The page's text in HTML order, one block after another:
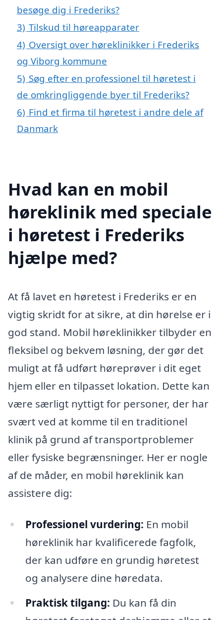
besøge dig i Frederiks?
3) Tilskud til høreapparater
4) Oversigt over høreklinikker i Frederiks
og Viborg kommune
5) Søg efter en professionel til høretest i
de omkringliggende byer til Frederiks?
6) Find et firma til høretest i andre dele af
Danmark
Hvad kan en mobil
høreklinik med speciale
i høretest i Frederiks
hjælpe med?
At få lavet en høretest i Frederiks er en
vigtig skridt for at sikre, at din hørelse er i
god stand. Mobil høreklinikker tilbyder en
fleksibel og bekvem løsning, der gør det
muligt at få udført høreprøver i dit eget
hjem eller en tilpasset lokation. Dette kan
være særligt nyttigt for personer, der har
svært ved at komme til en traditionel
klinik på grund af transportproblemer
eller fysiske begrænsninger. Her er nogle
af de måder, en mobil høreklinik kan
assistere dig:
Professionel vurdering: En mobil
høreklinik har kvalificerede fagfolk,
der kan udføre en grundig høretest
og analysere dine høredata.
Praktisk tilgang: Du kan få din